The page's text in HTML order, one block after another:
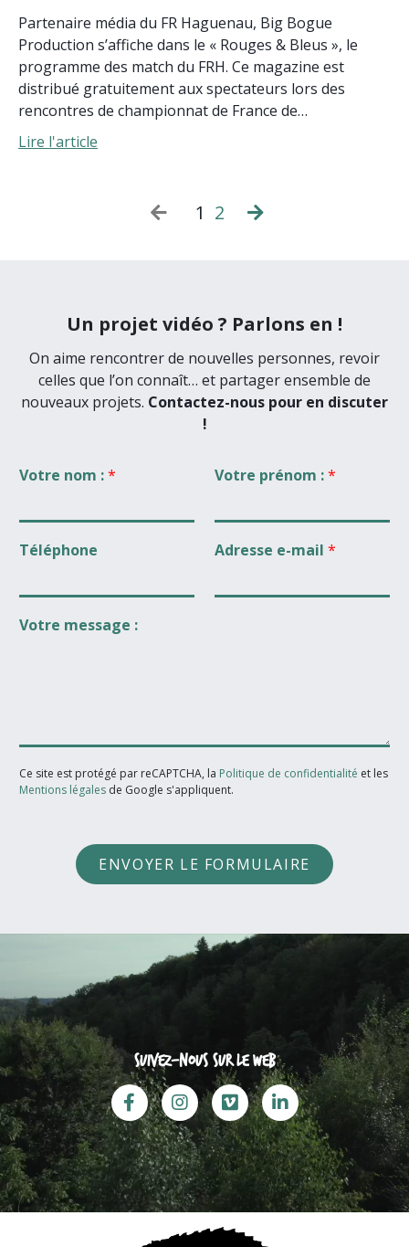
Partenaire média du FR Haguenau, Big Bogue
Production s’affiche dans le « Rouges & Bleus », le
programme des match du FRH. Ce magazine est
distribué gratuitement aux spectateurs lors des
rencontres de championnat de France de…
Lire l'article
1 2
Un projet vidéo ? Parlons en !
On aime rencontrer de nouvelles personnes, revoir
celles que l’on connaît… et partager ensemble de
nouveaux projets. Contactez-nous pour en discuter
!
Votre nom :* Votre prénom :*
Téléphone Adresse e-mail *
Votre message :
Ce site est protégé par reCAPTCHA, la Politique de confidentialité et les
Mentions légales de Google s'appliquent.
ENVOYER LE FORMULAIRE
Suivez-nous sur le web